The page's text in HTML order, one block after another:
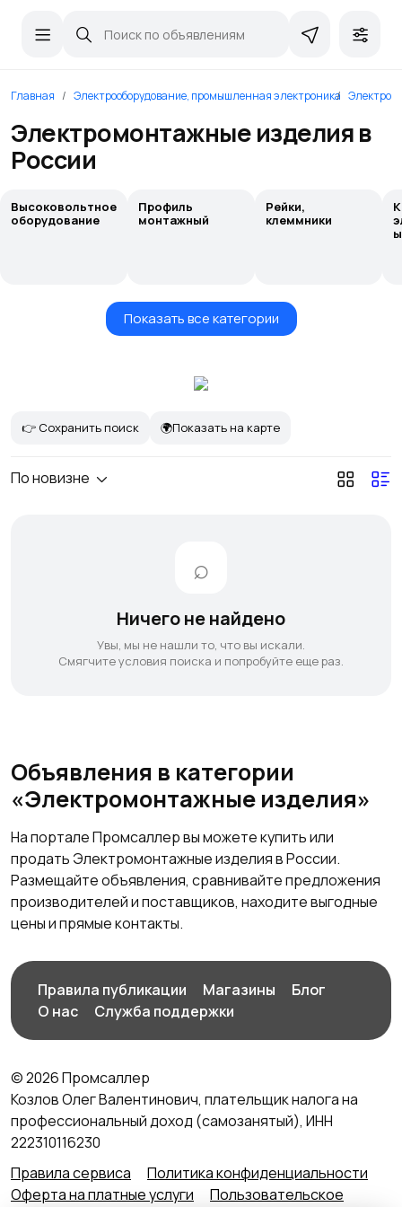
Главная Электрооборудование, промышленная электроника
Электромонтажные изделия в
России
Высоковольтное
оборудование
Профиль
монтажный
Рейки,
клеммники
Показать все категории
👉 Сохранить поиск 🌍Показать на карте
По новизне
Ничего не найдено
Увы, мы не нашли то, что вы искали.
Смягчите условия поиска и попробуйте еще раз.
Объявления в категории
«Электромонтажные изделия»
На портале Промсаллер вы можете купить или
продать Электромонтажные изделия в России.
Размещайте объявления, сравнивайте предложения
производителей и поставщиков, находите выгодные
цены и прямые контакты.
Правила публикации Магазины
Блог
О нас
Служба поддержки
© 2026 Промсаллер
Козлов Олег Валентинович, плательщик налога на
профессиональный доход (самозанятый), ИНН
222310116230
Правила сервиса
Политика конфиденциальности
Оферта на платные услуги
Пользовательское